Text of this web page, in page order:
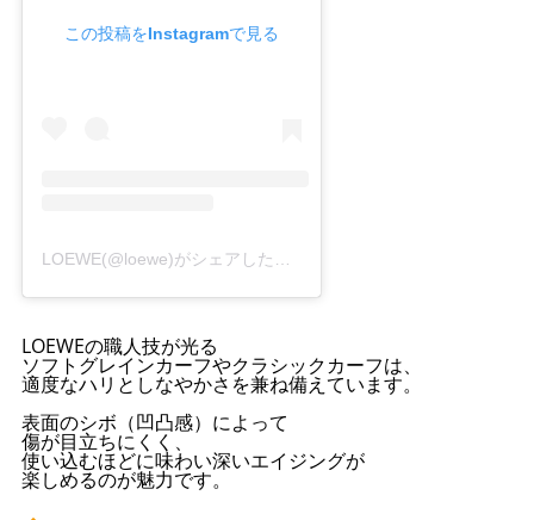
この投稿をInstagramで見る
LOEWEの職人技が光る
ソフトグレインカーフやクラシックカーフは、
適度なハリとしなやかさを兼ね備えています。
表面のシボ（凹凸感）によって
傷が目立ちにくく、
使い込むほどに味わい深いエイジングが
楽しめるのが魅力です。